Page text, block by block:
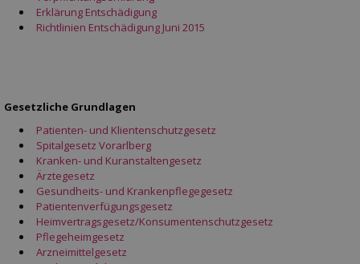
Erklärung Entschädigung
Richtlinien Entschädigung Juni 2015
Gesetzliche Grundlagen
Patienten- und Klientenschutzgesetz
Spitalgesetz Vorarlberg
Kranken- und Kuranstaltengesetz
Ärztegesetz
Gesundheits- und Krankenpflegegesetz
Patientenverfügungsgesetz
Heimvertragsgesetz/Konsumentenschutzgesetz
Pflegeheimgesetz
Arzneimittelgesetz